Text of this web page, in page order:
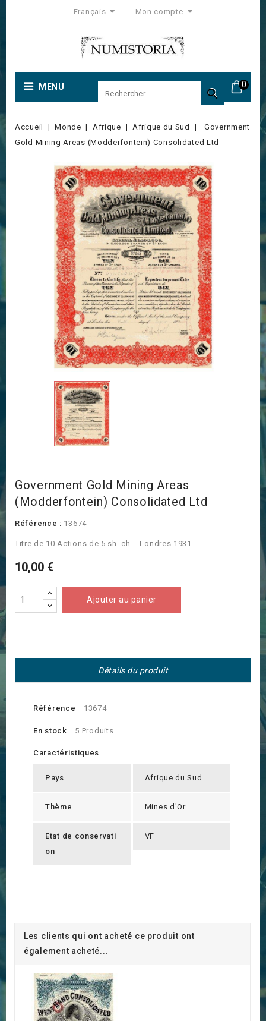
Français Mon compte
0
MENU 
Accueil Monde Afrique Afrique du Sud
Government
Gold Mining Areas (Modderfontein) Consolidated Ltd
Government Gold Mining Areas
(Modderfontein) Consolidated Ltd
Référence : 13674
Titre de 10 Actions de 5 sh. ch. - Londres 1931
10,00 €
Ajouter au panier
Détails du produit
Référence 13674
En stock 5 Produits
Caractéristiques
Pays Afrique du Sud
Thème Mines d'Or
Etat de conservati
on
VF
Les clients qui ont acheté ce produit ont
également acheté...